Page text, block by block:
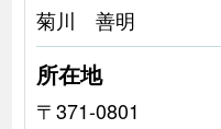
菊川 善明
所在地
〒371-0801